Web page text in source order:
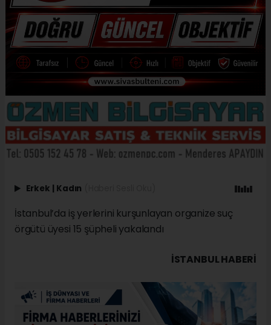
Erkek | Kadın
İstanbul’da iş yerlerini kurşunlayan organize suç
örgütü üyesi 15 şüpheli yakalandı
İSTANBUL HABERİ